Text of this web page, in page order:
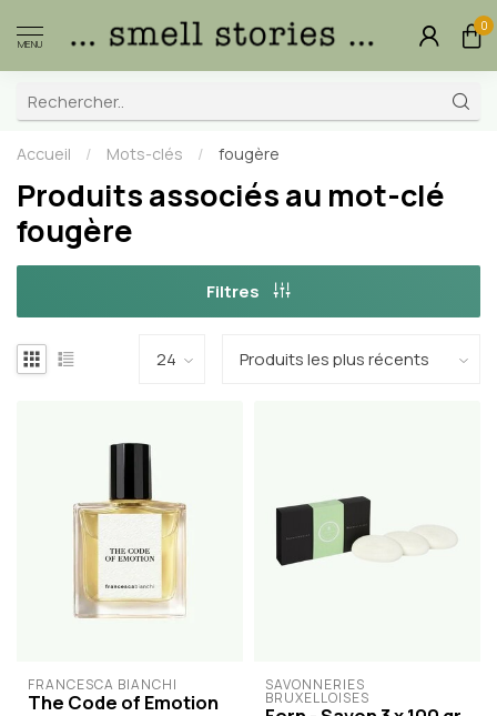
MENU
0
Accueil / Mots-clés / fougère
Produits associés au mot-clé
fougère
Filtres
FRANCESCA BIANCHI
The Code of Emotion
SAVONNERIES
BRUXELLOISES